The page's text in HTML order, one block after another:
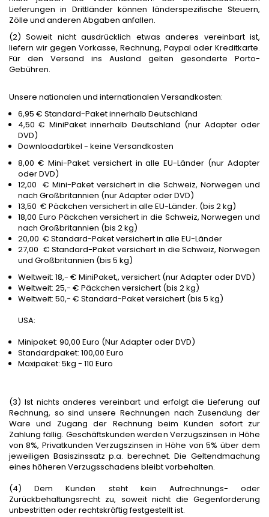
Lieferungen in Drittländer können länderspezifische Steuern,
Zölle und anderen Abgaben anfallen.
(2) Soweit nicht ausdrücklich etwas anderes vereinbart ist,
liefern wir gegen Vorkasse, Rechnung, Paypal oder Kreditkarte.
Für den Versand ins Ausland gelten gesonderte Porto-
Gebühren.
Unsere nationalen und internationalen Versandkosten:
6,95 € Standard-Paket innerhalb Deutschland
4,50 € MiniPaket innerhalb Deutschland (nur Adapter oder
DVD)
Downloadartikel - keine Versandkosten
8,00 € Mini-Paket versichert in alle EU-Länder (nur Adapter
oder DVD)
12,00 € Mini-Paket versichert in die Schweiz, Norwegen und
nach Großbritannien (nur Adapter oder DVD)
13,50 € Päckchen versichert in alle EU-Länder. (bis 2 kg)
18,00 Euro Päckchen versichert in die Schweiz, Norwegen und
nach Großbritannien (bis 2 kg)
20,00 € Standard-Paket versichert in alle EU-Länder
27,00 € Standard-Paket versichert in die Schweiz, Norwegen
und Großbritannien (bis 5 kg)
Weltweit: 18,- € MiniPaket,, versichert (nur Adapter oder DVD)
Weltweit: 25,- € Päckchen versichert (bis 2 kg)
Weltweit: 50,- € Standard-Paket versichert (bis 5 kg)
USA:
Minipaket: 90,00 Euro (Nur Adapter oder DVD)
Standardpaket: 100,00 Euro
Maxipaket: 5kg - 110 Euro
(3) Ist nichts anderes vereinbart und erfolgt die Lieferung auf
Rechnung, so sind unsere Rechnungen nach Zusendung der
Ware und Zugang der Rechnung beim Kunden sofort zur
Zahlung fällig. Geschäftskunden werden Verzugszinsen in Höhe
von 8%, Privatkunden Verzugszinsen in Höhe von 5% über dem
jeweiligen Basiszinssatz p.a. berechnet. Die Geltendmachung
eines höheren Verzugsschadens bleibt vorbehalten.
(4) Dem Kunden steht kein Aufrechnungs- oder
Zurückbehaltungsrecht zu, soweit nicht die Gegenforderung
unbestritten oder rechtskräftig festgestellt ist.